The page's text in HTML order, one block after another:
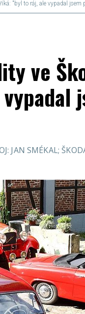
"byl to ráj, ale vypadal jsem
ve
JAN SMÉKAL;